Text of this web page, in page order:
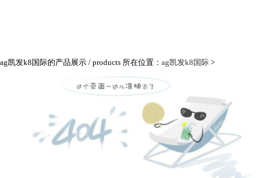
ag凯发k8国际的产品展示 / products 所在位置： ag凯发k8国际 >